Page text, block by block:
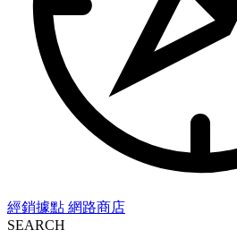
經銷據點 網路商店
SEARCH